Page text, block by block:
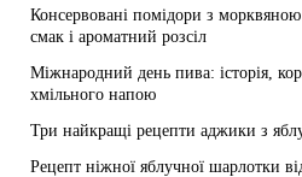
Консервовані помідори з
смак і ароматний розсіл
Міжнародний день пива: історія,
хмільного напою
Три найкращі рецепти аджики з
Рецепт ніжної яблучної шарлотки